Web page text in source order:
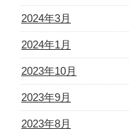
2024年3月
2024年1月
2023年10月
2023年9月
2023年8月